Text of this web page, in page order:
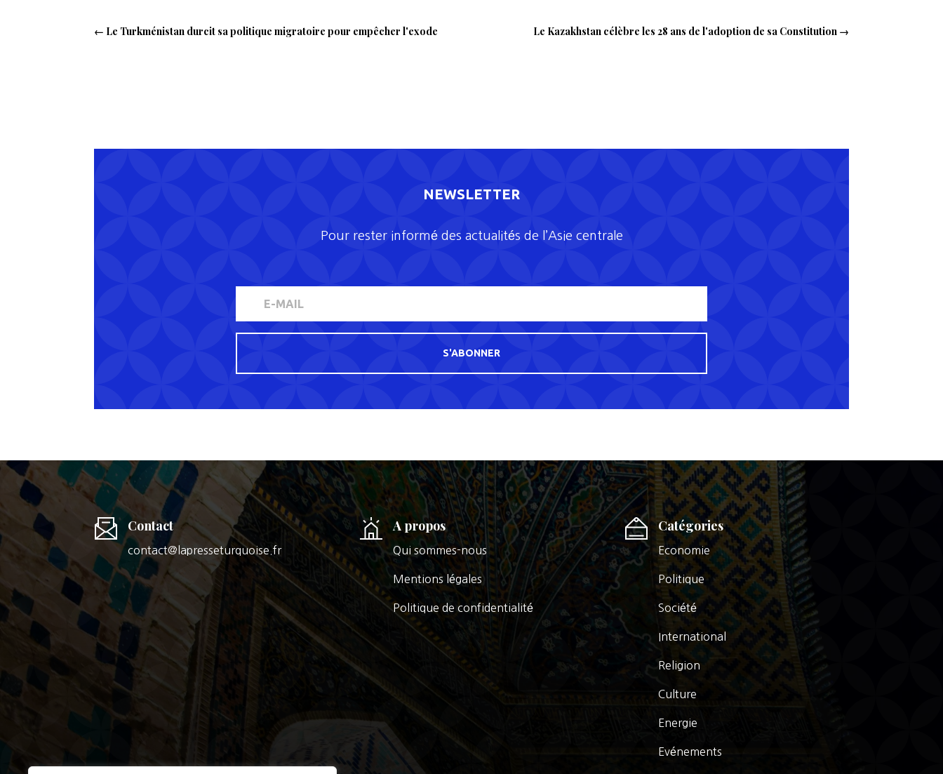
← Le Turkménistan durcit sa politique migratoire pour empêcher l'exode Le Kazakhstan célèbre les 28 ans de l'adoption de sa Constitution→
NEWSLETTER
Pour rester informé des actualités de l’Asie centrale
S'ABONNER
Contact
contact@lapresseturquoise.fr
A propos
Qui sommes-nous
Mentions légales
Politique de confidentialité
Catégories
Economie
Politique
Société
International
Religion
Culture
Energie
Evénements